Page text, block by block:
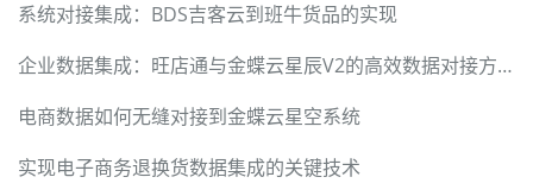
系统对接集成：BDS吉客云到班牛货品的实现
企业数据集成：旺店通与金蝶云星辰V2的高效数据对接方案
电商数据如何无缝对接到金蝶云星空系统
实现电子商务退换货数据集成的关键技术